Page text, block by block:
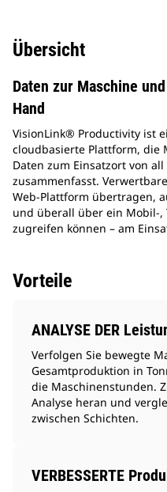
Übersicht
Daten zur Maschine
Hand
VisionLink® Productivity ist
cloudbasierte Plattform, die
Daten zum Einsatzort von
zusammenfasst.
Web-Plattform übertragen,
und überall über ein Mobil-,
zugreifen können – am
Vorteile
ANALYSE DER
Verfolgen Sie bewegte
Gesamtproduktion in
die Maschinenstunden.
Analyse heran und
zwischen Schichten.
VERBESSERTE